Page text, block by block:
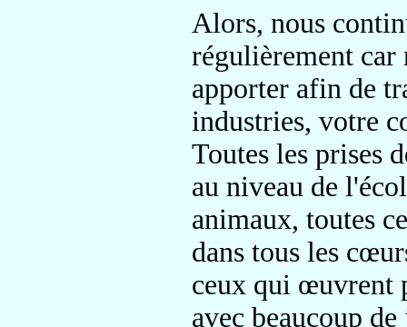
Alors, nous
régulièrement car
apporter afin de
industries, votre
Toutes les prises
au niveau de
animaux, toutes
dans tous les
ceux qui œuvrent
avec beaucoup